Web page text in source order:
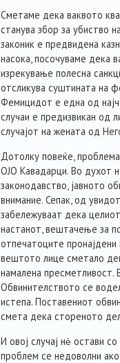
Сметаме дека ваквото
станува збор за убиство
законик е предвидена
насока, посочуваме дека
изрекување полесна
отсликува суштината на
Фемицидот е една од
случаи е предизвикан од
случајот на жената од
Дотолку повеќе,
ОЈО Кавадарци. Во духот
законодавство, јавното
внимание. Сепак, од
забележуваат дека
настанот, вештачење за
отпечатоците
вештото лице сметало
намалена пресметливост.
Обвинителството се
истепа. Поставениот
смета дека стореното
И овој случај нѐ остави
проблем се недоволни